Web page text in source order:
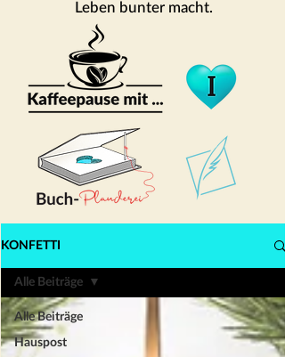
Leben bunter macht.
KONFETTI
Alle Beiträge
Hauspost
Alle Beiträge